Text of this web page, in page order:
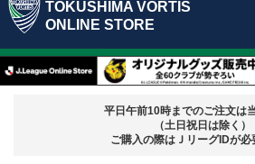
TOKUSHIMA VORTIS
ONLINE STORE
平日午前10時までのご注文は
（土日祝日は除く）
ご購入の際はＪリーグIDが必